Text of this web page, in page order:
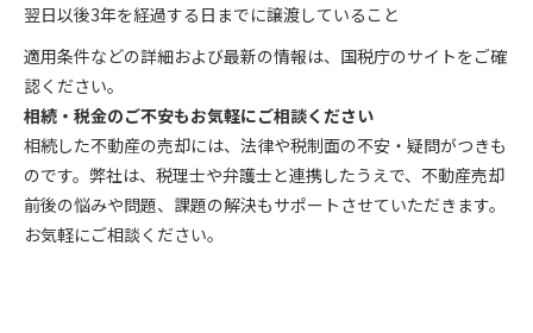
翌日以後3年を経過する日までに譲渡していること
適用条件などの詳細および最新の情報は、 国税庁のサイトをご確
認ください。
相続・税金のご不安もお気軽にご相談ください
相続した不動産の売却には、法律や税制面の不安・疑問がつきも
のです。弊社は、税理士や弁護士と連携したうえで、不動産売却
前後の悩みや問題、課題の解決もサポートさせていただきます。
お気軽にご相談ください。